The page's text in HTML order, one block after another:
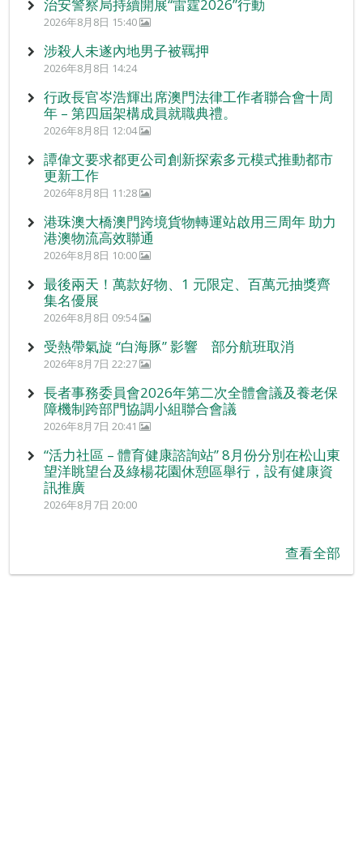
治安警察局持續開展“雷霆2026”行動
2026年8月8日 15:40
涉殺人未遂內地男子被羈押
2026年8月8日 14:24
行政長官岑浩輝出席澳門法律工作者聯合會十周
年 – 第四屆架構成員就職典禮。
2026年8月8日 12:04
譚偉文要求都更公司創新探索多元模式推動都市
更新工作
2026年8月8日 11:28
港珠澳大橋澳門跨境貨物轉運站啟用三周年 助力
港澳物流高效聯通
2026年8月8日 10:00
最後兩天！萬款好物、1 元限定、百萬元抽獎齊
集名優展
2026年8月8日 09:54
受熱帶氣旋 “白海豚” 影響 部分航班取消
2026年8月7日 22:27
長者事務委員會2026年第二次全體會議及養老保
障機制跨部門協調小組聯合會議
2026年8月7日 20:41
“活力社區 – 體育健康諮詢站” 8月份分別在松山東
望洋眺望台及綠楊花園休憩區舉行，設有健康資
訊推廣
2026年8月7日 20:00
查看全部